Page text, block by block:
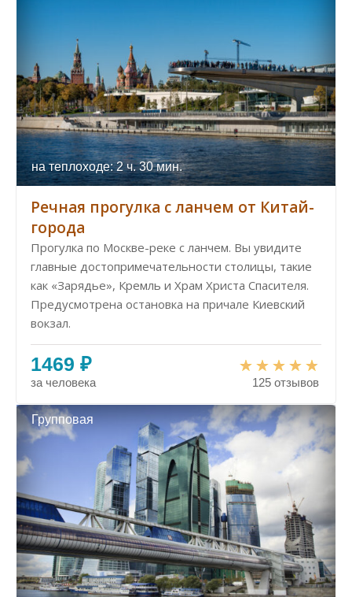
на теплоходе: 2 ч. 30 мин.
Речная прогулка с ланчем от Китай-
города
Прогулка по Москве-реке с ланчем. Вы увидите
главные достопримечательности столицы, такие
как «Зарядье», Кремль и Храм Христа Спасителя.
Предусмотрена остановка на причале Киевский
вокзал.
1469 ₽
за человека 125 отзывов
Групповая